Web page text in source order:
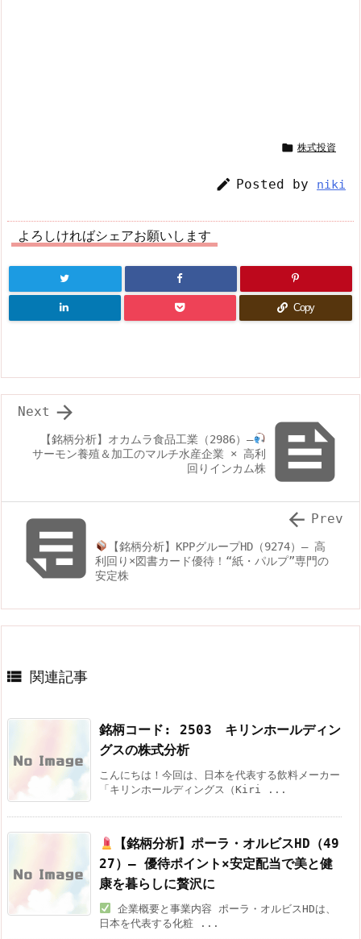
 株式投資
 Posted by niki
よろしければシェアお願いします
Copy

【銘柄分析】オカムラ食品工業（2986）—
サーモン養殖＆加工のマルチ水産企業 × 高利
回りインカム株

Next

【銘柄分析】KPPグループHD（9274）— 高
利回り×図書カード優待！“紙・パルプ”専門の
安定株
 Prev
 関連記事
銘柄コード: 2503 キリンホールディン
グスの株式分析
こんにちは！今回は、日本を代表する飲料メーカー
「キリンホールディングス（Kiri ...
【銘柄分析】ポーラ・オルビスHD（49
27）— 優待ポイント×安定配当で美と健
康を暮らしに贅沢に
企業概要と事業内容 ポーラ・オルビスHDは、
日本を代表する化粧 ...